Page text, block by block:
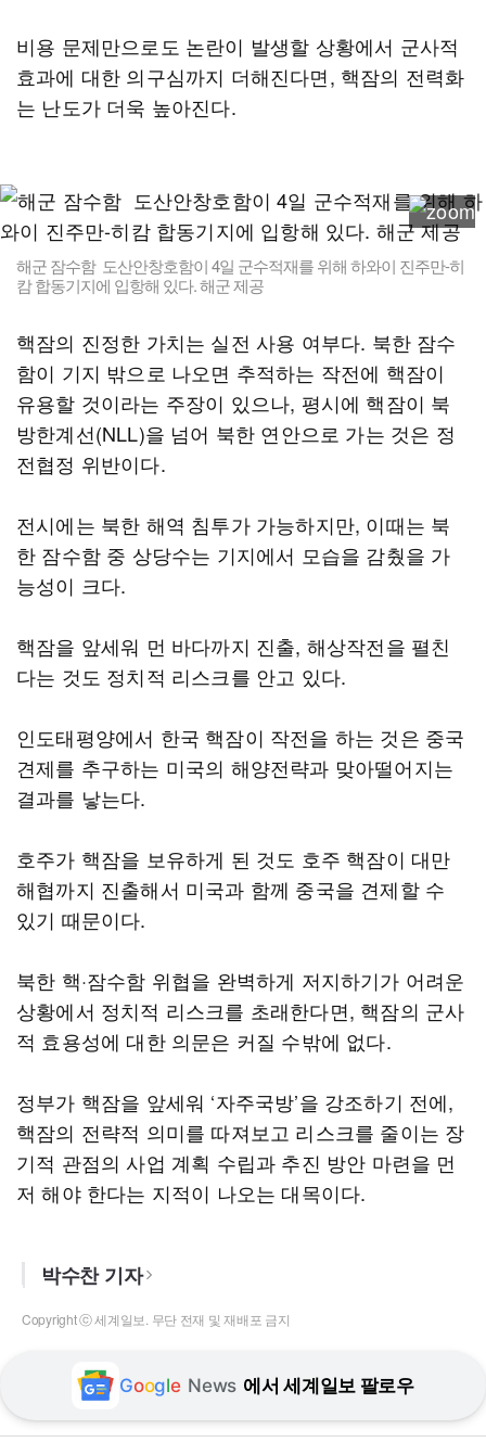
비용 문제만으로도 논란이 발생할 상황에서 군사적
효과에 대한 의구심까지 더해진다면, 핵잠의 전력화
는 난도가 더욱 높아진다.
해군 잠수함 도산안창호함이 4일 군수적재를 위해 하와이 진주만-히
캄 합동기지에 입항해 있다. 해군 제공
핵잠의 진정한 가치는 실전 사용 여부다. 북한 잠수
함이 기지 밖으로 나오면 추적하는 작전에 핵잠이
유용할 것이라는 주장이 있으나, 평시에 핵잠이 북
방한계선(NLL)을 넘어 북한 연안으로 가는 것은 정
전협정 위반이다.
전시에는 북한 해역 침투가 가능하지만, 이때는 북
한 잠수함 중 상당수는 기지에서 모습을 감췄을 가
능성이 크다.
핵잠을 앞세워 먼 바다까지 진출, 해상작전을 펼친
다는 것도 정치적 리스크를 안고 있다.
인도태평양에서 한국 핵잠이 작전을 하는 것은 중국
견제를 추구하는 미국의 해양전략과 맞아떨어지는
결과를 낳는다.
호주가 핵잠을 보유하게 된 것도 호주 핵잠이 대만
해협까지 진출해서 미국과 함께 중국을 견제할 수
있기 때문이다.
북한 핵·잠수함 위협을 완벽하게 저지하기가 어려운
상황에서 정치적 리스크를 초래한다면, 핵잠의 군사
적 효용성에 대한 의문은 커질 수밖에 없다.
정부가 핵잠을 앞세워 ‘자주국방’을 강조하기 전에,
핵잠의 전략적 의미를 따져보고 리스크를 줄이는 장
기적 관점의 사업 계획 수립과 추진 방안 마련을 먼
저 해야 한다는 지적이 나오는 대목이다.
박수찬 기자
Copyright ⓒ 세계일보. 무단 전재 및 재배포 금지
Google News 에서 세계일보 팔로우